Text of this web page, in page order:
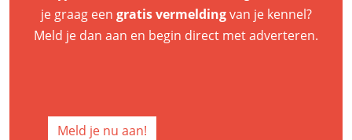
je graag een gratis vermeldingvan je kennel?
Meld je dan aan en begin direct met adverteren.
Meld je nu aan!